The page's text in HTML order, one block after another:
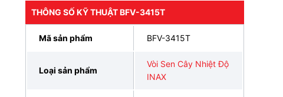
THÔNG SỐ KỸ THUẬT BFV-3415T
Mã sản phẩm BFV-3415T
Loại sản phẩm
Vòi Sen Cây Nhiệt Độ
INAX